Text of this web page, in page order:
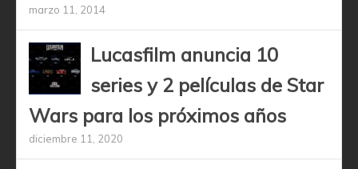
marzo 11, 2014
Lucasfilm anuncia 10
series y 2 películas de Star
Wars para los próximos años
diciembre 11, 2020